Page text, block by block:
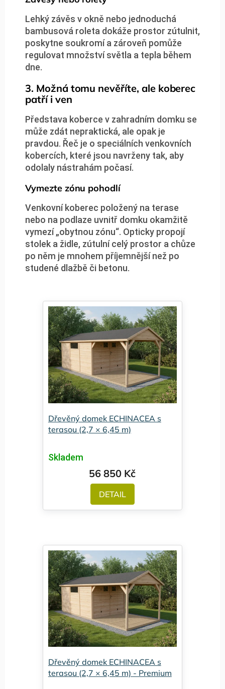
Lehký závěs v okně nebo jednoduchá
bambusová roleta dokáže prostor zútulnit,
poskytne soukromí a zároveň pomůže
regulovat množství světla a tepla během
dne.
3. Možná tomu nevěříte, ale koberec
patří i ven
Představa koberce v zahradním domku se
může zdát nepraktická, ale opak je
pravdou. Řeč je o speciálních venkovních
kobercích, které jsou navrženy tak, aby
odolaly nástrahám počasí.
Vymezte zónu pohodlí
Venkovní koberec položený na terase
nebo na podlaze uvnitř domku okamžitě
vymezí „obytnou zónu“. Opticky propojí
stolek a židle, zútulní celý prostor a chůze
po něm je mnohem příjemnější než po
studené dlažbě či betonu.
Dřevěný domek ECHINACEA s
terasou (2,7 × 6,45 m)
Skladem
56 850 Kč
DETAIL
Dřevěný domek ECHINACEA s
terasou (2,7 × 6,45 m) - Premium